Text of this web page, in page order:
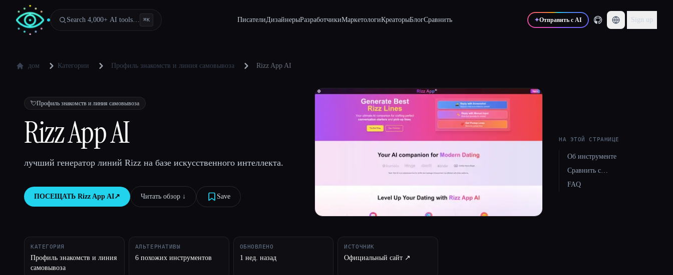
Search 4,000+ AI tools… ⌘K ПисателиДизайнерыРазработчикиМаркетологиКреаторыБлогСравнить ✦Отправить с AI Sign up
дом Категории Профиль знакомств и линия самовывоза Rizz App AI
💘Профиль знакомств и линия самовывоза
Rizz App AI
лучший генератор линий Rizz на базе искусственного интеллекта.
ПОСЕЩАТЬ Rizz App AI↗︎ Читать обзор ↓︎ Save
КАТЕГОРИЯ
Профиль знакомств и линия
самовывоза
АЛЬТЕРНАТИВЫ
6 похожих инструментов
ОБНОВЛЕНО
1 нед. назад
ИСТОЧНИК
Официальный сайт ↗︎
НА ЭТОЙ СТРАНИЦЕ
Об инструменте
Сравнить с…
FAQ